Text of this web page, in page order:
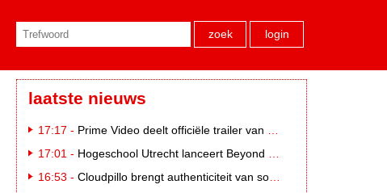
zoek login
laatste nieuws
17:17 - Prime Video deelt officiële trailer van L*VE KLEINE
17:01 - Hogeschool Utrecht lanceert Beyond Campus binnen International Creative Business
16:53 - Cloudpillo brengt authenticiteit van social naar tv